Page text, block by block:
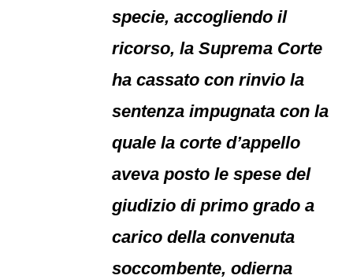
specie, accogliendo il
ricorso, la Suprema Corte
ha cassato con rinvio la
sentenza impugnata con la
quale la corte d’appello
aveva posto le spese del
giudizio di primo grado a
carico della convenuta
soccombente, odierna